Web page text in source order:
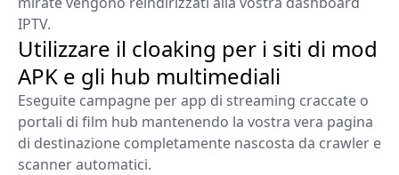
IPTV.
Utilizzare il cloaking per i siti di mod
APK e gli hub multimediali
Eseguite campagne per app di streaming craccate o
portali di film hub mantenendo la vostra vera pagina
di destinazione completamente nascosta da crawler e
scanner automatici.